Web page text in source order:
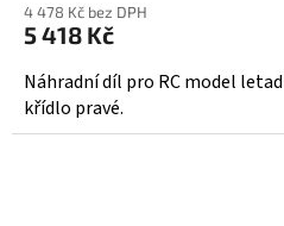
4 478 Kč bez DPH
5 418 Kč
Náhradní díl pro RC model
křídlo pravé.